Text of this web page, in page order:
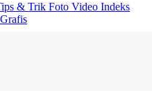
& Trik Foto Video Indeks